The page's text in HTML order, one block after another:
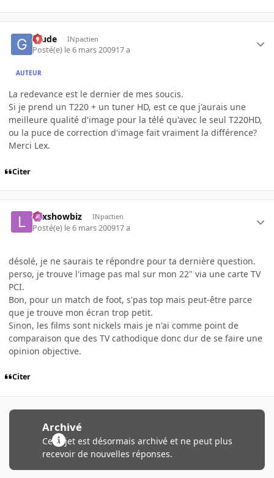
Glude INpactien
Posté(e) le 6 mars 200917 a
AUTEUR
La redevance est le dernier de mes soucis.
Si je prend un T220 + un tuner HD, est ce que j'aurais une
meilleure qualité d'image pour la télé qu'avec le seul T220HD,
ou la puce de correction d'image fait vraiment la différence?
Merci Lex.
Citer
Lexshowbiz INpactien
Posté(e) le 6 mars 200917 a
désolé, je ne saurais te répondre pour ta dernière question.
perso, je trouve l'image pas mal sur mon 22" via une carte TV
PCI.
Bon, pour un match de foot, s'pas top mais peut-être parce
que je trouve mon écran trop petit.
Sinon, les films sont nickels mais je n'ai comme point de
comparaison que des TV cathodique donc dur de se faire une
opinion objective.
Citer
Archivé
Ce sujet est désormais archivé et ne peut plus
recevoir de nouvelles réponses.